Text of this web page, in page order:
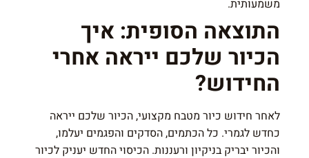
משמעותית.
התוצאה הסופית: איך
הכיור שלכם ייראה אחרי
החידוש?
לאחר חידוש כיור מטבח מקצועי, הכיור שלכם ייראה
כחדש לגמרי. כל הכתמים, הסדקים והפגמים יעלמו,
והכיור יבריק בניקיון ורעננות. הכיסוי החדש יעניק לכיור